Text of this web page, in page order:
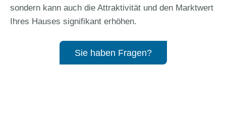
sondern kann auch die Attraktivität und den Marktwert
Ihres Hauses signifikant erhöhen.
Sie haben Fragen?